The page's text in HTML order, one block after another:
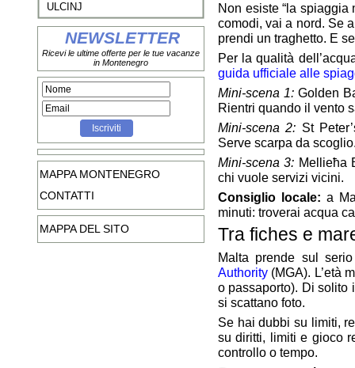
ULCINJ
NEWSLETTER
Ricevi le ultime offerte per le tue vacanze
in Montenegro
MAPPA MONTENEGRO
CONTATTI
MAPPA DEL SITO
Non esiste “la
comodi, vai a nord. Se
prendi un traghetto. E
Per la qualità
guida ufficiale alle
Mini-scena 1: Golden
Rientri quando il vento
Mini-scena 2: St
Serve scarpa da
Mini-scena 3: Mellieħa
chi vuole servizi vicini.
Consiglio locale: a
minuti: troverai acqua
Tra fiches e
Malta prende sul
Authority (MGA). L’età
o passaporto). Di solito
si scattano foto.
Se hai dubbi su limiti,
su diritti, limiti e gioco
controllo o tempo.